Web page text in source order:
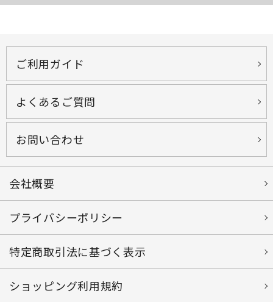
ご利用ガイド
よくあるご質問
お問い合わせ
会社概要
プライバシーポリシー
特定商取引法に基づく表示
ショッピング利用規約